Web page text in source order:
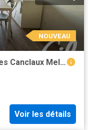
NOUVEAU
Vente appartement 1 pièce Nantes Canclaux Mellinet 44
Voir les détails